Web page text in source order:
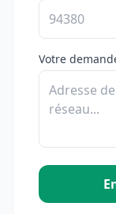
Votre